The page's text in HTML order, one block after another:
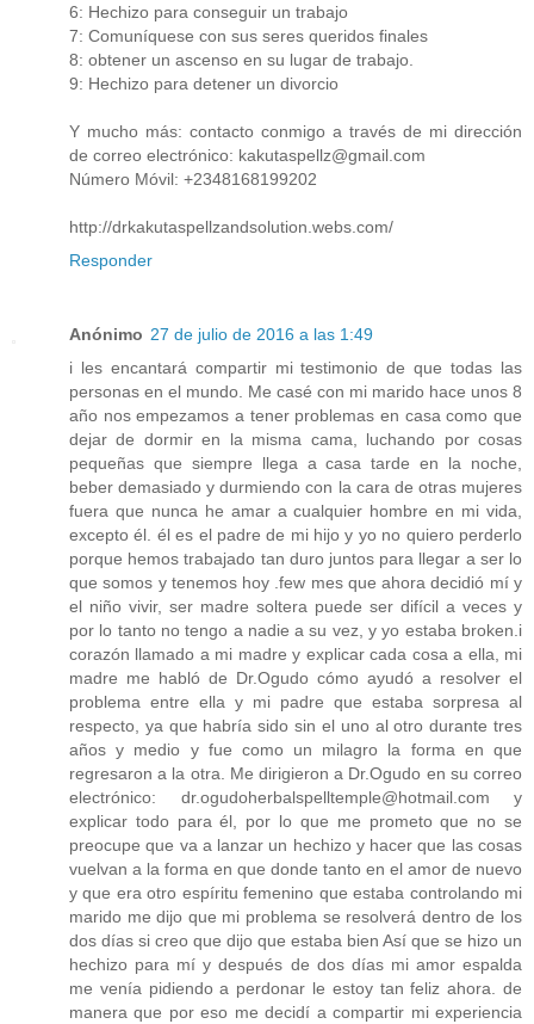
6: Hechizo para conseguir un trabajo
7: Comuníquese con sus seres queridos finales
8: obtener un ascenso en su lugar de trabajo.
9: Hechizo para detener un divorcio
Y mucho más: contacto conmigo a través de mi dirección
de correo electrónico: kakutaspellz@gmail.com
Número Móvil: +2348168199202
http://drkakutaspellzandsolution.webs.com/
Responder
Anónimo 27 de julio de 2016 a las 1:49
i les encantará compartir mi testimonio de que todas las
personas en el mundo. Me casé con mi marido hace unos 8
año nos empezamos a tener problemas en casa como que
dejar de dormir en la misma cama, luchando por cosas
pequeñas que siempre llega a casa tarde en la noche,
beber demasiado y durmiendo con la cara de otras mujeres
fuera que nunca he amar a cualquier hombre en mi vida,
excepto él. él es el padre de mi hijo y yo no quiero perderlo
porque hemos trabajado tan duro juntos para llegar a ser lo
que somos y tenemos hoy .few mes que ahora decidió mí y
el niño vivir, ser madre soltera puede ser difícil a veces y
por lo tanto no tengo a nadie a su vez, y yo estaba broken.i
corazón llamado a mi madre y explicar cada cosa a ella, mi
madre me habló de Dr.Ogudo cómo ayudó a resolver el
problema entre ella y mi padre que estaba sorpresa al
respecto, ya que habría sido sin el uno al otro durante tres
años y medio y fue como un milagro la forma en que
regresaron a la otra. Me dirigieron a Dr.Ogudo en su correo
electrónico: dr.ogudoherbalspelltemple@hotmail.com y
explicar todo para él, por lo que me prometo que no se
preocupe que va a lanzar un hechizo y hacer que las cosas
vuelvan a la forma en que donde tanto en el amor de nuevo
y que era otro espíritu femenino que estaba controlando mi
marido me dijo que mi problema se resolverá dentro de los
dos días si creo que dijo que estaba bien Así que se hizo un
hechizo para mí y después de dos días mi amor espalda
me venía pidiendo a perdonar le estoy tan feliz ahora. de
manera que por eso me decidí a compartir mi experiencia